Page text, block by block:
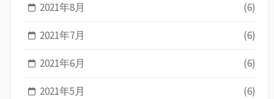
2021年8月 (6)
2021年7月 (6)
2021年6月 (6)
2021年5月 (6)